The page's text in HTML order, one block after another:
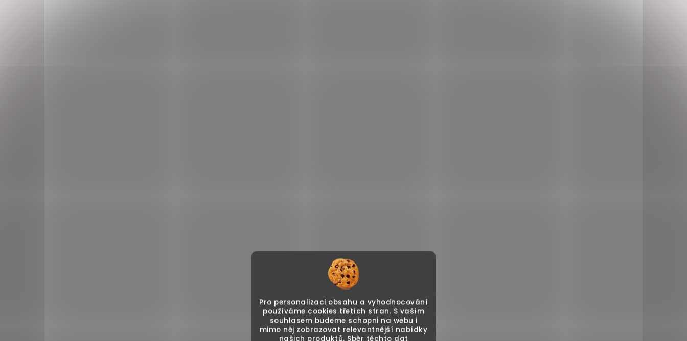
Pro personalizaci obsahu a vyhodnocování
používáme cookies třetích stran. S vaším
souhlasem budeme schopni na webu i
mimo něj zobrazovat relevantnější nabídky
našich produktů. Sběr těchto dat